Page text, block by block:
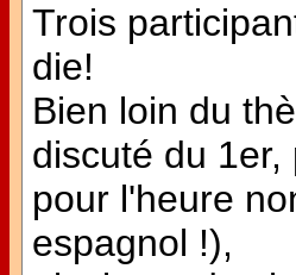
Trois
die!
Bien loin du
discuté du
pour l'heure
espagnol !),